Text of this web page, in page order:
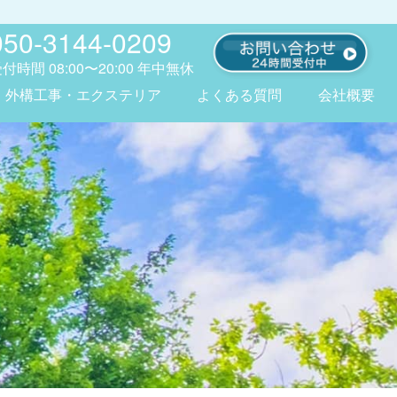
3144-0209
付時間08:00〜20:00 年中無休
外構工事・エクステリア
よくある質問 会社概要